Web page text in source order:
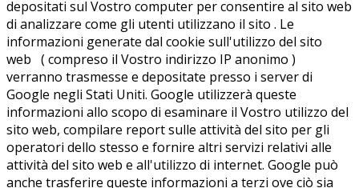
depositati sul Vostro computer per consentire al sito web
di analizzare come gli utenti utilizzano il sito . Le
informazioni generate dal cookie sull'utilizzo del sito
web ( compreso il Vostro indirizzo IP anonimo )
verranno trasmesse e depositate presso i server di
Google negli Stati Uniti. Google utilizzerà queste
informazioni allo scopo di esaminare il Vostro utilizzo del
sito web, compilare report sulle attività del sito per gli
operatori dello stesso e fornire altri servizi relativi alle
attività del sito web e all'utilizzo di internet. Google può
anche trasferire queste informazioni a terzi ove ciò sia